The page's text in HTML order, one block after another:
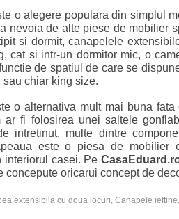
o alegere populara din simplul
nevoia de alte piese de mobilier
si dormit, canapelele
cat si intr-un dormitor mic, o
de spatiul de care se
chiar king size.
o alternativa mult mai buna fata
ar fi folosirea unei saltele
intretinut, multe dintre
este o piesa de mobilier
interiorul casei. Pe
concepute oricarui concept de
extensibila cu doua locuri, Canapele ieftine,